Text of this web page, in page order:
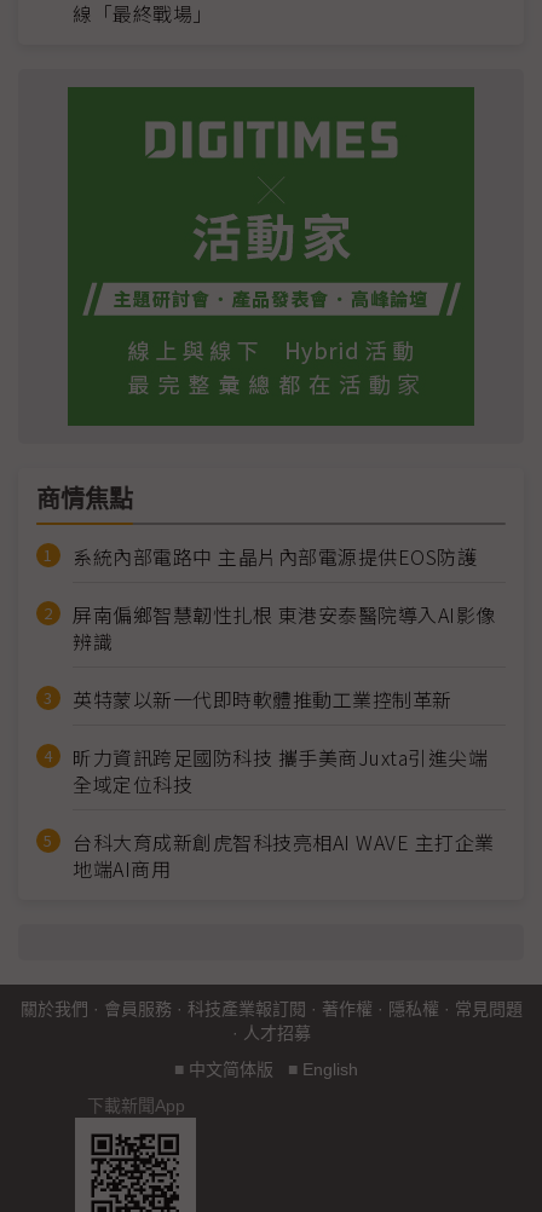
線「最終戰場」
商情焦點
系統內部電路中 主晶片內部電源提供EOS防護
屏南偏鄉智慧韌性扎根 東港安泰醫院導入AI影像
辨識
英特蒙以新一代即時軟體推動工業控制革新
昕力資訊跨足國防科技 攜手美商Juxta引進尖端
全域定位科技
台科大育成新創虎智科技亮相AI WAVE 主打企業
地端AI商用
關於我們 · 會員服務 · 科技產業報訂閱 · 著作權 · 隱私權 · 常見問題
· 人才招募
■ 中文简体版 ■ English
下載新聞App